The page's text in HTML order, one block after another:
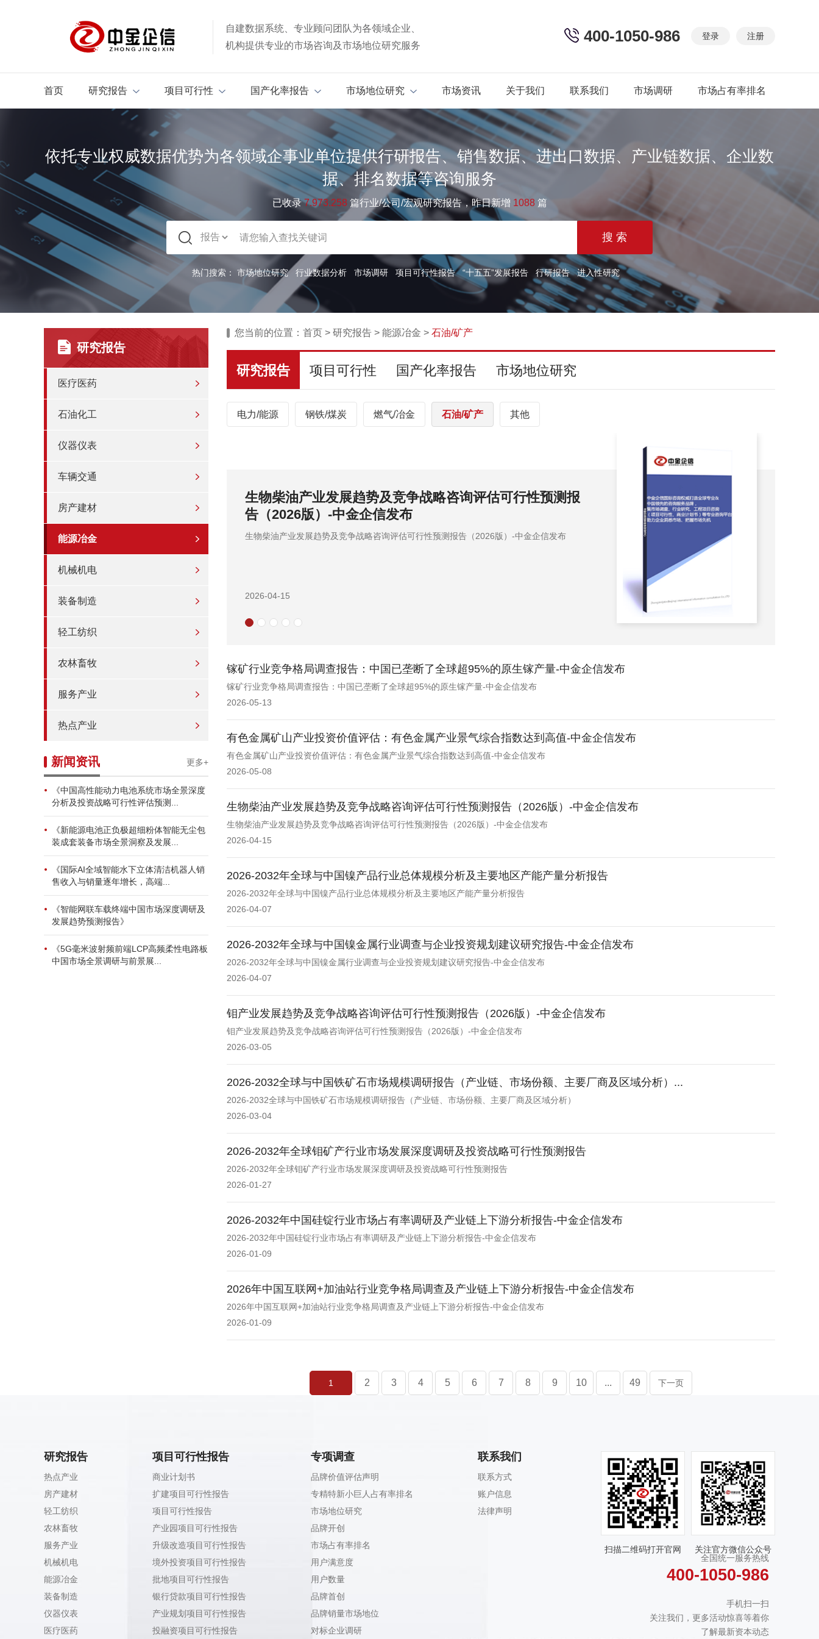
自建数据系统、专业顾问团队为各领域企业、
机构提供专业的市场咨询及市场地位研究服务
登录 注册
400-1050-986
首页 研究报告 项目可行性 国产化率报告 市场地位研究 市场资讯 关于我们 联系我们 市场调研 市场占有率排名
依托专业权威数据优势为各领域企事业单位提供行研报告、销售数据、进出口数据、产业链数据、企业数
据、排名数据等咨询服务
已收录7.973.258 篇行业/公司/宏观研究报告，昨日新增 1088 篇
热门搜索： 市场地位研究 行业数据分析 市场调研 项目可行性报告 “十五五”发展报告 行研报告 进入性研究
研究报告
医疗医药
石油化工
仪器仪表
车辆交通
房产建材
能源冶金
机械机电
装备制造
轻工纺织
农林畜牧
服务产业
热点产业
新闻资讯 更多+
《中国高性能动力电池系统市场全景深度
分析及投资战略可行性评估预测...
《新能源电池正负极超细粉体智能无尘包
装成套装备市场全景洞察及发展...
《国际AI全域智能水下立体清洁机器人销
售收入与销量逐年增长，高端...
《智能网联车载终端中国市场深度调研及
发展趋势预测报告》
《5G毫米波射频前端LCP高频柔性电路板
中国市场全景调研与前景展...
您当前的位置： 首页 > 研究报告 > 能源冶金 > 石油/矿产
研究报告 项目可行性 国产化率报告 市场地位研究
电力/能源 钢铁/煤炭 燃气/冶金 石油/矿产 其他
钼产业发展趋势及竞争战略咨询评估可行性预测报告
（2026版）-中金企信发布
钼产业发展趋势及竞争战略咨询评估可行性预测报告（2026版）-中金企信发布
2026-03-05
镓矿行业竞争格局调查报告：中国已垄断了全球超95%的原生镓产量-中金企信发布
镓矿行业竞争格局调查报告：中国已垄断了全球超95%的原生镓产量-中金企信发布
2026-05-13
有色金属矿山产业投资价值评估：有色金属产业景气综合指数达到高值-中金企信发布
有色金属矿山产业投资价值评估：有色金属产业景气综合指数达到高值-中金企信发布
2026-05-08
生物柴油产业发展趋势及竞争战略咨询评估可行性预测报告（2026版）-中金企信发布
生物柴油产业发展趋势及竞争战略咨询评估可行性预测报告（2026版）-中金企信发布
2026-04-15
2026-2032年全球与中国镍产品行业总体规模分析及主要地区产能产量分析报告
2026-2032年全球与中国镍产品行业总体规模分析及主要地区产能产量分析报告
2026-04-07
2026-2032年全球与中国镍金属行业调查与企业投资规划建议研究报告-中金企信发布
2026-2032年全球与中国镍金属行业调查与企业投资规划建议研究报告-中金企信发布
2026-04-07
钼产业发展趋势及竞争战略咨询评估可行性预测报告（2026版）-中金企信发布
钼产业发展趋势及竞争战略咨询评估可行性预测报告（2026版）-中金企信发布
2026-03-05
2026-2032全球与中国铁矿石市场规模调研报告（产业链、市场份额、主要厂商及区域分析）...
2026-2032全球与中国铁矿石市场规模调研报告（产业链、市场份额、主要厂商及区域分析）
2026-03-04
2026-2032年全球钼矿产行业市场发展深度调研及投资战略可行性预测报告
2026-2032年全球钼矿产行业市场发展深度调研及投资战略可行性预测报告
2026-01-27
2026-2032年中国硅锭行业市场占有率调研及产业链上下游分析报告-中金企信发布
2026-2032年中国硅锭行业市场占有率调研及产业链上下游分析报告-中金企信发布
2026-01-09
2026年中国互联网+加油站行业竞争格局调查及产业链上下游分析报告-中金企信发布
2026年中国互联网+加油站行业竞争格局调查及产业链上下游分析报告-中金企信发布
2026-01-09
1 2 3 4 5 6 7 8 9 10 ... 49 下一页
研究报告
热点产业
房产建材
轻工纺织
农林畜牧
服务产业
机械机电
能源冶金
装备制造
仪器仪表
医疗医药
项目可行性报告
商业计划书
扩建项目可行性报告
项目可行性报告
产业园项目可行性报告
升级改造项目可行性报告
境外投资项目可行性报告
批地项目可行性报告
银行贷款项目可行性报告
产业规划项目可行性报告
投融资项目可行性报告
专项调查
品牌价值评估声明
专精特新小巨人占有率排名
市场地位研究
品牌开创
市场占有率排名
用户满意度
用户数量
品牌首创
品牌销量市场地位
对标企业调研
联系我们
联系方式
账户信息
法律声明
扫描二维码打开官网
关注官方微信公众号
全国统一服务热线
400-1050-986
手机扫一扫
关注我们，更多活动惊喜等着你
了解最新资本动态